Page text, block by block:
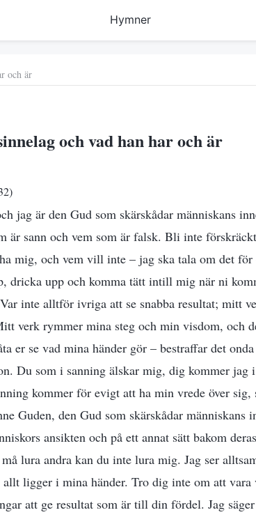
Hymner
och är
och vad han har och är
jag är den Gud som skärskådar människans
är sann och vem som är falsk. Bli inte
mig, och vem vill inte – jag ska tala om det för
dricka upp och komma tätt intill mig när ni
inte alltför ivriga att se snabba resultat; mitt
verk rymmer mina steg och min visdom, och
er se vad mina händer gör – bestraffar det
Du som i sanning älskar mig, dig kommer jag
kommer för evigt att ha min vrede över
Guden, den Gud som skärskådar människans
ansikten och på ett annat sätt bakom
lura andra kan du inte lura mig. Jag ser
ligger i mina händer. Tro dig inte om att
att ge resultat som är till din fördel. Jag